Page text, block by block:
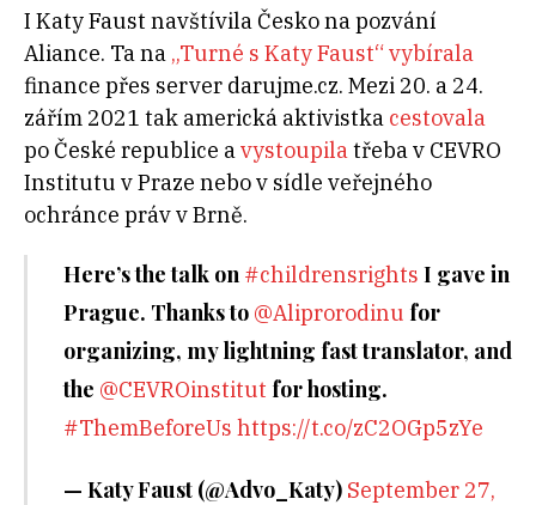
I Katy Faust navštívila Česko na pozvání
Aliance. Ta na „Turné s Katy Faust“vybírala
finance přes server darujme.cz. Mezi 20. a 24.
zářím 2021 tak americká aktivistka cestovala
po České republice avystoupilatřeba v CEVRO
Institutu v Praze nebo v sídle veřejného
ochránce práv v Brně.
Here’s the talk on #childrensrights I gave in
Prague. Thanks to @Aliprorodinu for
organizing, my lightning fast translator, and
the @CEVROinstitut for hosting.
#ThemBeforeUs https://t.co/zC2OGp5zYe
— Katy Faust (@Advo_Katy) September 27,